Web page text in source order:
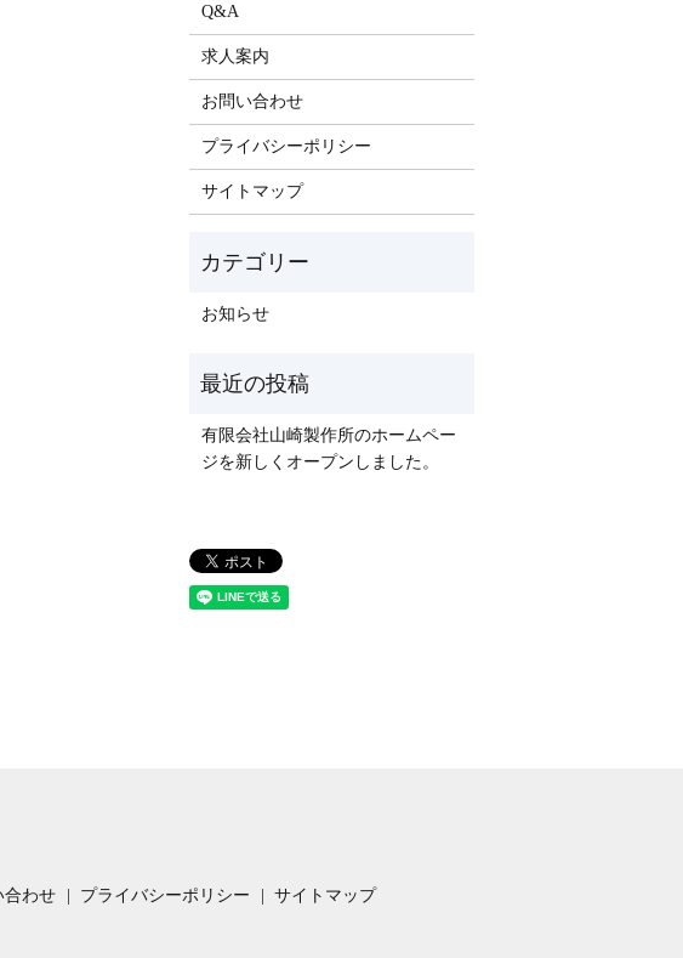
Q&A
求人案内
お問い合わせ
プライバシーポリシー
サイトマップ
お知らせ
有限会社山崎製作所のホームペー
ジを新しくオープンしました。
合わせ プライバシーポリシー サイトマップ